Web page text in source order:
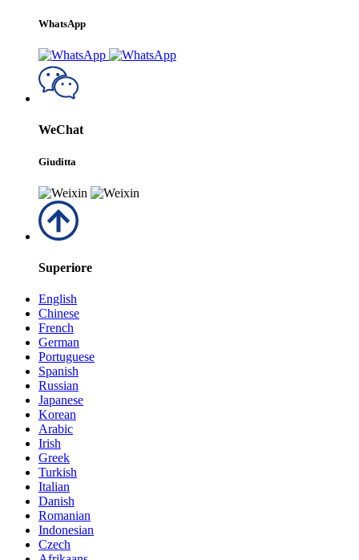
WhatsApp
WeChat
Giuditta
Superiore
English
Chinese
French
German
Portuguese
Spanish
Russian
Japanese
Korean
Arabic
Irish
Greek
Turkish
Italian
Danish
Romanian
Indonesian
Czech